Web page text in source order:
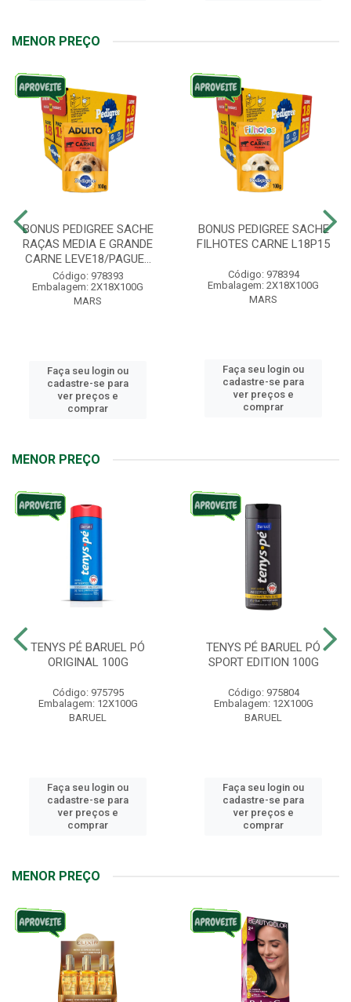
MENOR PREÇO
BONUS PEDIGREE SACHE
RAÇAS MEDIA E GRANDE
CARNE LEVE18/PAGUE...
Código: 978393
Embalagem: 2X18X100G
MARS
Faça seu login ou
cadastre-se para
ver preços e
comprar
BONUS PEDIGREE SACHE
FILHOTES CARNE L18P15
Código: 978394
Embalagem: 2X18X100G
MARS
Faça seu login ou
cadastre-se para
ver preços e
comprar
MENOR PREÇO
TENYS PÉ BARUEL PÓ
ORIGINAL 100G
Código: 975795
Embalagem: 12X100G
BARUEL
Faça seu login ou
cadastre-se para
ver preços e
comprar
TENYS PÉ BARUEL PÓ
SPORT EDITION 100G
Código: 975804
Embalagem: 12X100G
BARUEL
Faça seu login ou
cadastre-se para
ver preços e
comprar
MENOR PREÇO